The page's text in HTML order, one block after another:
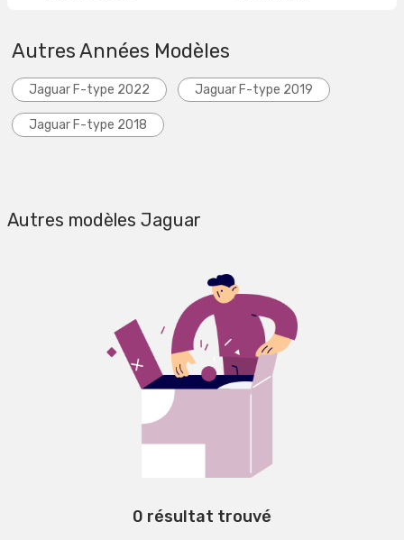
Autres Années Modèles
Jaguar F-type 2022 Jaguar F-type 2019
Jaguar F-type 2018
Autres modèles Jaguar
0 résultat trouvé